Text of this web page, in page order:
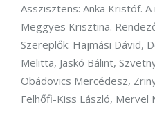
Asszisztens: Anka Kristóf.
Meggyes Krisztina.
Szereplők: Hajmási Dávid,
Melitta, Jaskó Bálint,
Obádovics Mercédesz,
Felhőfi-Kiss László, Mervel